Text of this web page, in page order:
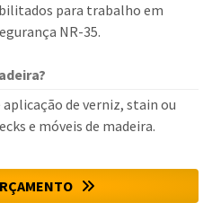
para trabalho em
NR-35.
de verniz, stain ou
e móveis de madeira.